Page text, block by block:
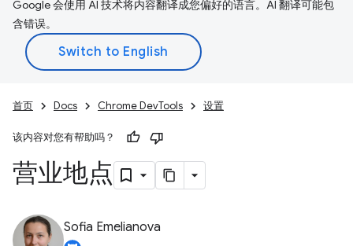
Google 会使用 AI 技术将内容翻译成您偏好的语言。AI 翻译可能包
含错误。
首页 Docs Chrome DevTools 设置
该内容对您有帮助吗？
营业地点
Sofia Emelianova